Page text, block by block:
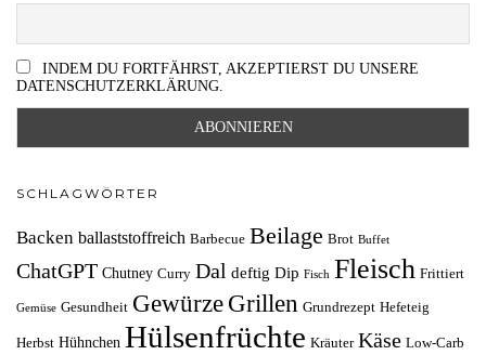
INDEM DU FORTFÄHRST, AKZEPTIERST DU UNSERE
DATENSCHUTZERKLÄRUNG.
SCHLAGWÖRTER
Backen ballaststoffreich Barbecue Beilage Brot Buffet
ChatGPT Chutney Curry Dal deftig Dip Fisch Fleisch Frittiert
Gemüse Gesundheit Gewürze Grillen Grundrezept Hefeteig
Herbst Hühnchen Hülsenfrüchte Kräuter Käse Low-Carb